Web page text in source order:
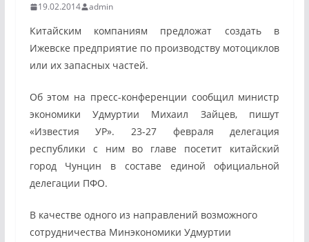
19.02.2014 admin
Китайским компаниям предложат создать в
Ижевске предприятие по производству мотоциклов
или их запасных частей.
Об этом на пресс-конференции сообщил министр
экономики Удмуртии Михаил Зайцев, пишут
«Известия УР». 23-27 февраля делегация
республики с ним во главе посетит китайский
город Чунцин в составе единой официальной
делегации ПФО.
В качестве одного из направлений возможного
сотрудничества Минэкономики Удмуртии